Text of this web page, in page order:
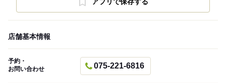
アプリで保存する
店舗基本情報
予約・
お問い合わせ
075-221-6816